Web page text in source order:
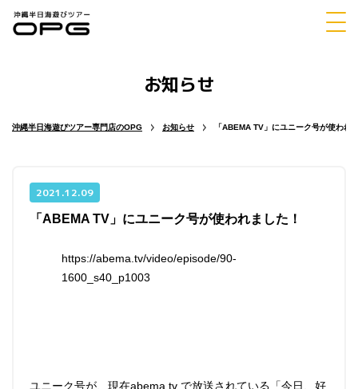
シュノーケリング
マリンスポーツ パラセーリング
お知らせ
沖縄半日海遊びツアー専門店のOPG お知らせ 「ABEMA TV」にユニーク号が使われ
2021.12.09
「ABEMA TV」にユニーク号が使われました！
https://abema.tv/video/episode/90-
1600_s40_p1003
ユニーク号が、現在abema tv で放送されている「今日、好